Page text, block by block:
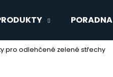
PORADNA
pro odlehčené zelené střechy
najít?